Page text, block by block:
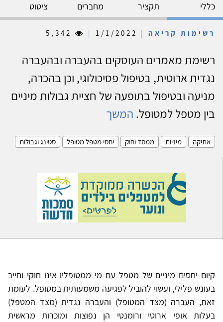
כללי תקציר מחברים ציטוט
רשימות קריאה |
|
רשימת מאמרים העוסקים בהעברה ובהעברה
נגדית ארוטית, בטיפול פסיכולוגי, וכן בהכרה,
מניעה ובטיפול בתופעה של חציית גבולות מיניים
בין מטפל למטופל. המשך
אתיקה מיניות ממסד וחוק יחסי מטפל מטופל סטינג וגבולות
קיום יחסים מיניים של מטפל עם מי ממטופליו אינו חוקי וחייב
בעונש פלילי, ועשוי להוביל לפגיעה משמעותית במטופל. לעומת
זאת, העברה (מצד המטופל) והעברה נגדית (מצד המטפל)
בעלות אופי ארוטי ורומנטי הן נפוצות ומוכרות מראשית